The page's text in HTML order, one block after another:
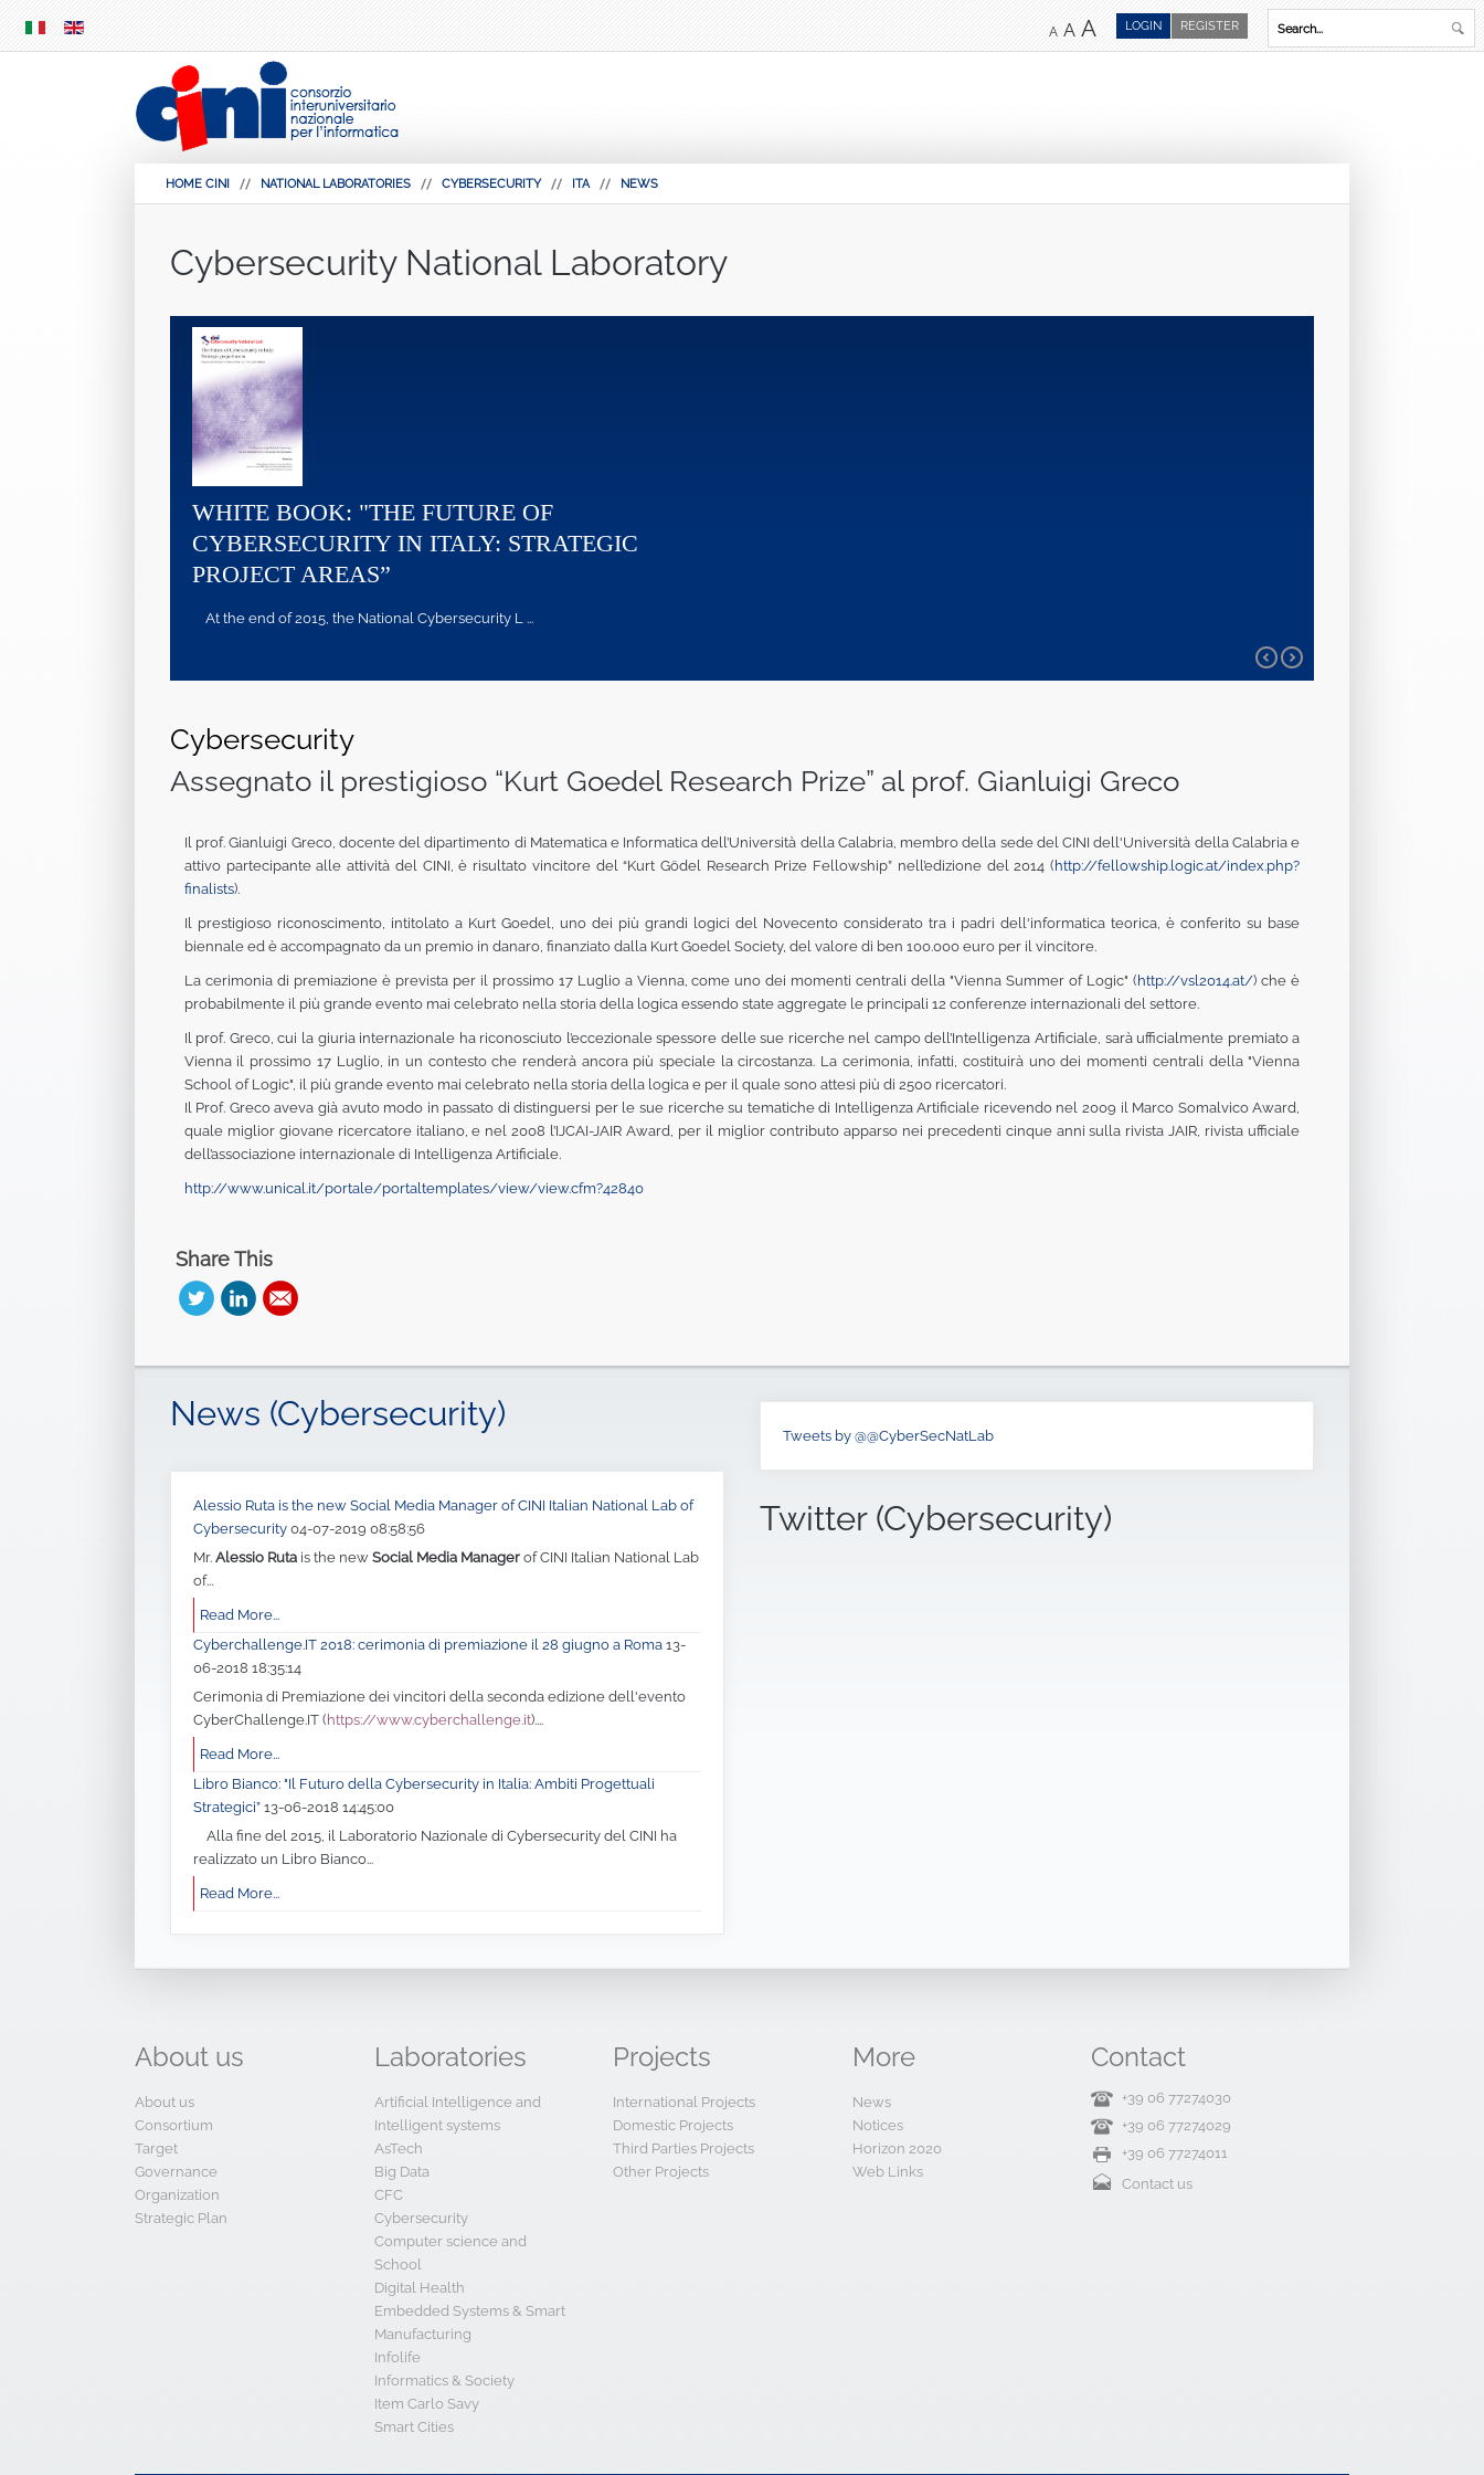
MENU
REGISTER
LOGIN
A A A
HOME CINI NATIONAL LABORATORIES CYBERSECURITY ITA NEWS
Cybersecurity National Laboratory
WHITE BOOK: "THE FUTURE OF
CYBERSECURITY IN ITALY: STRATEGIC
PROJECT AREAS”
At the end of 2015, the National Cybersecurity L ...
Cybersecurity
Assegnato il prestigioso “Kurt Goedel Research Prize” al prof. Gianluigi Greco
Il prof. Gianluigi Greco, docente del dipartimento di Matematica e Informatica dell’Università della Calabria, membro della sede del CINI dell'Università della Calabria e
attivo partecipante alle attività del CINI, è risultato vincitore del “Kurt Gödel Research Prize Fellowship” nell’edizione del 2014 ( http://fellowship.logic.at/index.php?
finalists).
Il prestigioso riconoscimento, intitolato a Kurt Goedel, uno dei più grandi logici del Novecento considerato tra i padri dell'informatica teorica, è conferito su base
biennale ed è accompagnato da un premio in danaro, finanziato dalla Kurt Goedel Society, del valore di ben 100.000 euro per il vincitore.
La cerimonia di premiazione è prevista per il prossimo 17 Luglio a Vienna, come uno dei momenti centrali della "Vienna Summer of Logic" ( http://vsl2014.at/) che è
probabilmente il più grande evento mai celebrato nella storia della logica essendo state aggregate le principali 12 conferenze internazionali del settore.
Il prof. Greco, cui la giuria internazionale ha riconosciuto l’eccezionale spessore delle sue ricerche nel campo dell’Intelligenza Artificiale, sarà ufficialmente premiato a
Vienna il prossimo 17 Luglio, in un contesto che renderà ancora più speciale la circostanza. La cerimonia, infatti, costituirà uno dei momenti centrali della "Vienna
School of Logic", il più grande evento mai celebrato nella storia della logica e per il quale sono attesi più di 2500 ricercatori.
Il Prof. Greco aveva già avuto modo in passato di distinguersi per le sue ricerche su tematiche di Intelligenza Artificiale ricevendo nel 2009 il Marco Somalvico Award,
quale miglior giovane ricercatore italiano, e nel 2008 l’IJCAI-JAIR Award, per il miglior contributo apparso nei precedenti cinque anni sulla rivista JAIR, rivista ufficiale
dell’associazione internazionale di Intelligenza Artificiale.
http://www.unical.it/portale/portaltemplates/view/view.cfm?42840
Share This
News (Cybersecurity)
Alessio Ruta is the new Social Media Manager of CINI Italian National Lab of
Cybersecurity 04-07-2019 08:58:56
Mr. Alessio Ruta is the new Social Media Manager of CINI Italian National Lab
of...
Read More...
Cyberchallenge.IT 2018: cerimonia di premiazione il 28 giugno a Roma 13-
06-2018 18:35:14
Cerimonia di Premiazione dei vincitori della seconda edizione dell'evento
CyberChallenge.IT ( https://www.cyberchallenge.it)....
Read More...
Libro Bianco: "Il Futuro della Cybersecurity in Italia: Ambiti Progettuali
Strategici” 13-06-2018 14:45:00
Alla fine del 2015, il Laboratorio Nazionale di Cybersecurity del CINI ha
realizzato un Libro Bianco...
Read More...
Tweets by @@CyberSecNatLab
Twitter (Cybersecurity)
About us
About us
Consortium
Target
Governance
Organization
Strategic Plan
Laboratories
Artificial Intelligence and
Intelligent systems
AsTech
Big Data
CFC
Cybersecurity
Computer science and
School
Digital Health
Embedded Systems & Smart
Manufacturing
Infolife
Informatics & Society
Item Carlo Savy
Smart Cities
Projects
International Projects
Domestic Projects
Third Parties Projects
Other Projects
More
News
Notices
Horizon 2020
Web Links
Contact
+39 06 77274030
+39 06 77274029
+39 06 77274011
Contact us